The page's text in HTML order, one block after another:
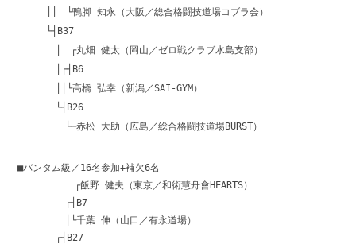
││ └鴨脚 知永（大阪／総合格闘技道場コブラ会）
└┤B37
│ ┌丸畑 健太（岡山／ゼロ戦クラブ水島支部）
│┌┤B6
││└高橋 弘幸（新潟／SAI-GYM）
└┤B26
└─赤松 大助（広島／総合格闘技道場BURST）
■バンタム級／16名参加+補欠6名
┌飯野 健夫（東京／和術慧舟會HEARTS）
┌┤B7
│└千葉 伸（山口／有永道場）
┌┤B27